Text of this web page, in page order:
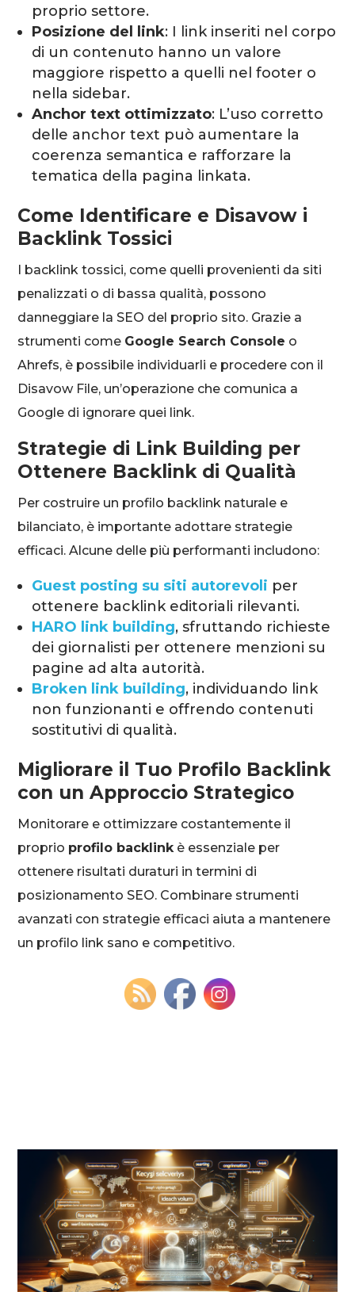
proprio settore.
Posizione del link: I link inseriti nel corpo
di un contenuto hanno un valore
maggiore rispetto a quelli nel footer o
nella sidebar.
Anchor text ottimizzato: L’uso corretto
delle anchor text può aumentare la
coerenza semantica e rafforzare la
tematica della pagina linkata.
Come Identificare e Disavow i
Backlink Tossici
I backlink tossici, come quelli provenienti da siti
penalizzati o di bassa qualità, possono
danneggiare la SEO del proprio sito. Grazie a
strumenti come Google Search Console o
Ahrefs, è possibile individuarli e procedere con il
Disavow File, un’operazione che comunica a
Google di ignorare quei link.
Strategie di Link Building per
Ottenere Backlink di Qualità
Per costruire un profilo backlink naturale e
bilanciato, è importante adottare strategie
efficaci. Alcune delle più performanti includono:
Guest posting su siti autorevoli per
ottenere backlink editoriali rilevanti.
HARO link building, sfruttando richieste
dei giornalisti per ottenere menzioni su
pagine ad alta autorità.
Broken link building, individuando link
non funzionanti e offrendo contenuti
sostitutivi di qualità.
Migliorare il Tuo Profilo Backlink
con un Approccio Strategico
Monitorare e ottimizzare costantemente il
proprio profilo backlinkè essenziale per
ottenere risultati duraturi in termini di
posizionamento SEO. Combinare strumenti
avanzati con strategie efficaci aiuta a mantenere
un profilo link sano e competitivo.